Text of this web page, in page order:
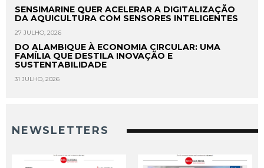
SENSIMARINE QUER ACELERAR A DIGITALIZAÇÃO
DA AQUICULTURA COM SENSORES INTELIGENTES
27 JULHO, 2026
DO ALAMBIQUE À ECONOMIA CIRCULAR: UMA
FAMÍLIA QUE DESTILA INOVAÇÃO E
SUSTENTABILIDADE
31 JULHO, 2026
NEWSLETTERS